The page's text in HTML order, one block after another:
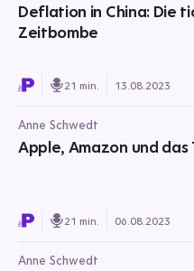
Deflation in China: Die
Zeitbombe
21 min. 13.08.2023
Anne Schwedt
Apple, Amazon und das
21 min. 06.08.2023
Anne Schwedt